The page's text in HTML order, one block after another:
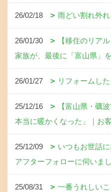
26/02/18 雨どい割れ外
26/01/30
【移住のリア
家族が、最後に「富山県」
26/01/27 リフォームし
25/12/16
【富山県・礪
本当に暖かくなった」｜お
25/12/09
いつもお世話
アフターフォローに伺いま
25/08/31 一番うれしいこ